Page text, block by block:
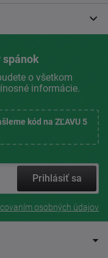
spánok
o všetkom
informácie.
kód na ZĽAVU 5
Prihlásiť sa
osobných údajov